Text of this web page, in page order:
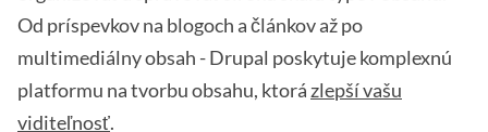
Od príspevkov na blogoch a článkov až po
multimediálny obsah - Drupal poskytuje komplexnú
platformu na tvorbu obsahu, ktorá zlepší vašu
viditeľnosť.